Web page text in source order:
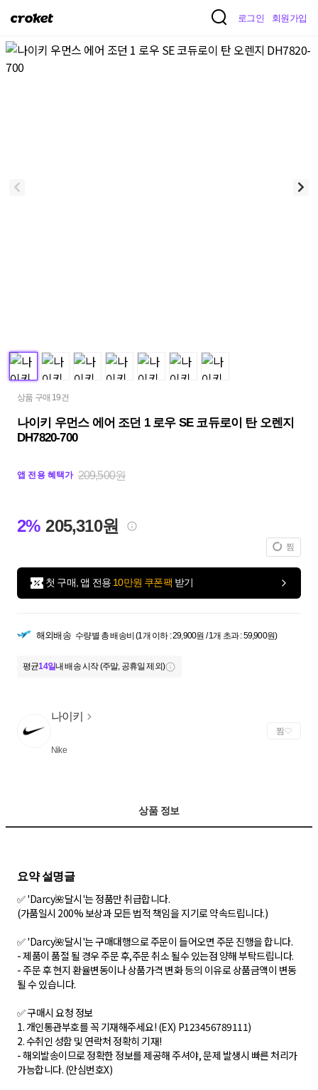
크
켓
로그인 회원가입
상품 구매 19건
나이키 우먼스 에어 조던 1 로우 SE 코듀로이 탄 오렌지
DH7820-700
앱 전용 혜택가 209,500원
2% 205,310원
찜
첫 구매, 앱 전용 10만원 쿠폰팩 받기
해외배송 수량별 총 배송비 (1개 이하 : 29,900원 / 1개 초과 : 59,900원)
평균14일내 배송 시작 (주말, 공휴일 제외)
나이키
Nike
찜
상품 정보
요약 설명글
✅ 'Darcy🌺달시'는 정품만 취급합니다.
(가품일시 200% 보상과 모든 법적 책임을 지기로 약속드립니다.)
✅ 'Darcy🌺달시'는 구매대행으로 주문이 들어오면 주문 진행을 합니다.
- 제품이 품절 될 경우 주문 후,주문 취소 될수 있는점 양해 부탁드립니다.
- 주문 후 현지 환율변동이나 상품가격 변화 등의 이유로 상품금액이 변동
될 수 있습니다.
✅ 구매시 요청 정보
1. 개인통관부호를 꼭 기재해주세요! (EX) P123456789111)
2. 수취인 성함 및 연락처 정확히 기재!
- 해외발송이므로 정확한 정보를 제공해 주셔야, 문제 발생시 빠른 처리가
가능합니다. (안심번호X)